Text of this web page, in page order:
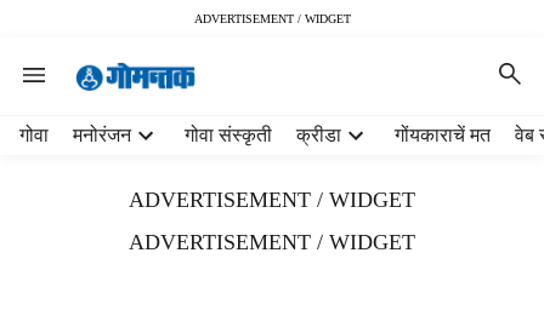
ADVERTISEMENT / WIDGET
गोवा मनोरंजन गोवा संस्कृती क्रीडा गोंयकाराचें मत वेब
ADVERTISEMENT / WIDGET
ADVERTISEMENT / WIDGET